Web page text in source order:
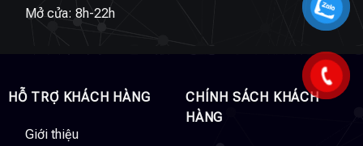
Mở cửa: 8h-22h
HỖ TRỢ KHÁCH HÀNG
Giới thiệu
CHÍNH SÁCH KHÁCH
HÀNG